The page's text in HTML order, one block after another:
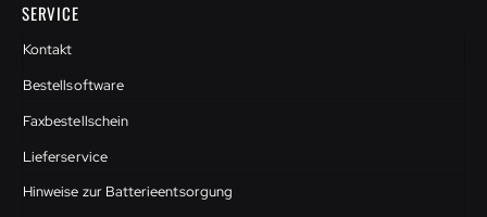
SERVICE
Kontakt
Bestellsoftware
Faxbestellschein
Lieferservice
Hinweise zur Batterieentsorgung